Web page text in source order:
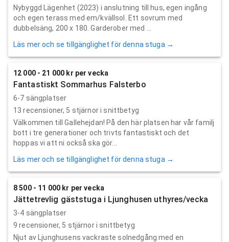
Nybyggd Lägenhet (2023) i anslutning till hus, egen ingång
och egen terass med em/kvällsol. Ett sovrum med
dubbelsäng, 200 x 180. Garderober med ...
Läs mer och se tillgänglighet för denna stuga →
12 000 - 21 000 kr per vecka
Fantastiskt Sommarhus Falsterbo
6-7 sängplatser
13 recensioner, 5 stjärnor i snittbetyg
Välkommen till Gallehejdan! På den här platsen har vår familj
bott i tre generationer och trivts fantastiskt och det
hoppas vi att ni också ska gör...
Läs mer och se tillgänglighet för denna stuga →
8 500 - 11 000 kr per vecka
Jättetrevlig gäststuga i Ljunghusen uthyres/vecka
3-4 sängplatser
9 recensioner, 5 stjärnor i snittbetyg
Njut av Ljunghusens vackraste solnedgång med en